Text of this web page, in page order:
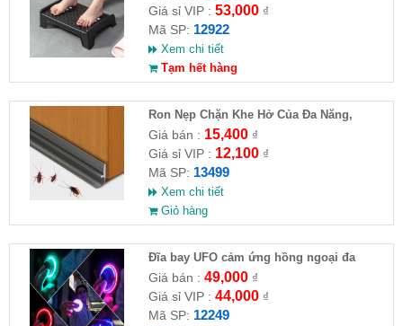
Giá sỉ VIP : 53,000₫
Mã SP: 12922
Xem chi tiết
Tạm hết hàng
Ron Nẹp Chặn Khe Hở Của Đa Năng,
Chống Côn Trùng( HĐ )
Giá bán : 15,400₫
Giá sỉ VIP : 12,100₫
Mã SP: 13499
Xem chi tiết
Giỏ hàng
Đĩa bay UFO cảm ứng hồng ngoại đa
chiều tự động bay về
Giá bán : 49,000₫
Giá sỉ VIP : 44,000₫
Mã SP: 12249